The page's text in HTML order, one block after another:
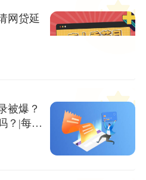
网贷延
被爆？
？|每日